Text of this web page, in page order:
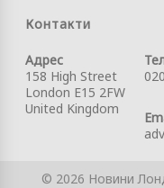
Контакти
Адрес
158 High Street
London E15 2FW
United Kingdom
© 2026 Новини